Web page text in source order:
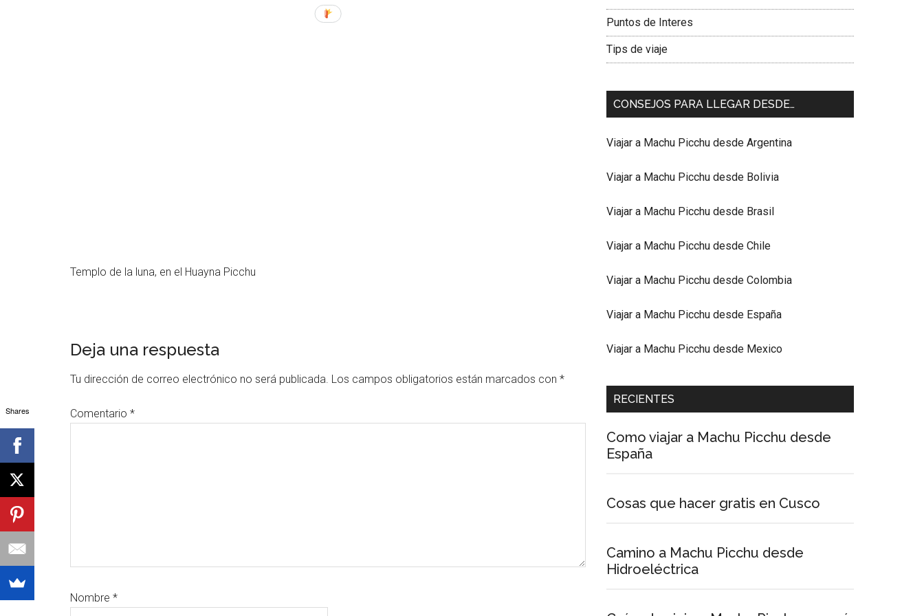
Templo de la luna, en el Huayna Picchu
Interacciones
con
lectores
Deja una respuesta
Tu dirección de correo electrónico no será publicada. Los campos obligatorios están marcados con *
Comentario *
Nombre *
Puntos de Interes
Tips de viaje
CONSEJOS PARA LLEGAR DESDE…
Viajar a Machu Picchu desde Argentina
Viajar a Machu Picchu desde Bolivia
Viajar a Machu Picchu desde Brasil
Viajar a Machu Picchu desde Chile
Viajar a Machu Picchu desde Colombia
Viajar a Machu Picchu desde España
Viajar a Machu Picchu desde Mexico
RECIENTES
Como viajar a Machu Picchu desde
España
Cosas que hacer gratis en Cusco
Camino a Machu Picchu desde
Hidroeléctrica
Shares